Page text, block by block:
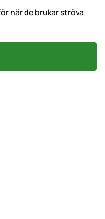
när de brukar ströva